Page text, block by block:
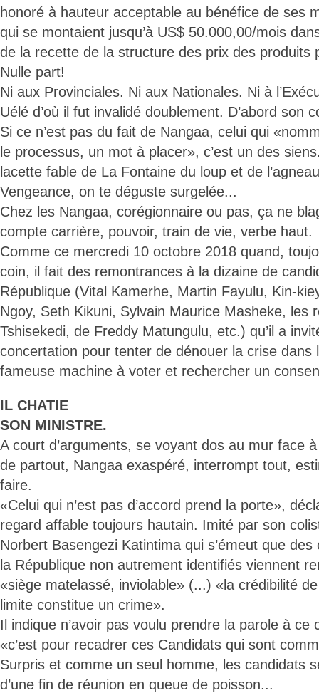
honoré à hauteur acceptable au bénéfice de ses
qui se montaient jusqu’à US$ 50.000,00/mois
de la recette de la structure des prix des produits
Nulle part!
Ni aux Provinciales. Ni aux Nationales. Ni à
Uélé d’où il fut invalidé doublement. D’abord son
Si ce n’est pas du fait de Nangaa, celui qui
le processus, un mot à placer», c’est un des
lacette fable de La Fontaine du loup et de
Vengeance, on te déguste surgelée...
Chez les Nangaa, corégionnaire ou pas, ça ne
compte carrière, pouvoir, train de vie, verbe haut.
Comme ce mercredi 10 octobre 2018 quand,
coin, il fait des remontrances à la dizaine de
République (Vital Kamerhe, Martin Fayulu, Kin-
Ngoy, Seth Kikuni, Sylvain Maurice Masheke, les
Tshisekedi, de Freddy Matungulu, etc.) qu’il a
concertation pour tenter de dénouer la crise dans
fameuse machine à voter et rechercher un
IL CHATIE
SON MINISTRE.
A court d’arguments, se voyant dos au mur face
de partout, Nangaa exaspéré, interrompt tout,
faire.
«Celui qui n’est pas d’accord prend la porte»,
regard affable toujours hautain. Imité par son
Norbert Basengezi Katintima qui s’émeut que
la République non autrement identifiés viennent
«siège matelassé, inviolable» (...) «la crédibilité
limite constitue un crime».
Il indique n’avoir pas voulu prendre la parole à ce
«c’est pour recadrer ces Candidats qui sont
Surpris et comme un seul homme, les candidats
d’une fin de réunion en queue de poisson...